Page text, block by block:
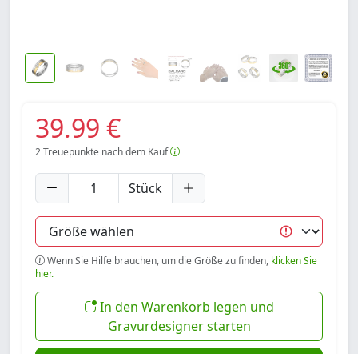
39.99 €
2Treuepunkte nach dem Kauf
Stück
Wenn Sie Hilfe brauchen, um die Größe zu finden, klicken Sie
hier.
In den Warenkorb legen und
Gravurdesigner starten